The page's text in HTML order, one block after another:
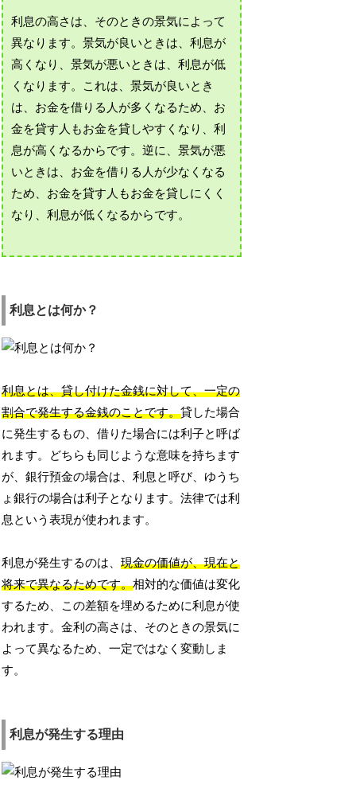
利息の高さは、そのときの景気によって
異なります。景気が良いときは、利息が
高くなり、景気が悪いときは、利息が低
くなります。これは、景気が良いとき
は、お金を借りる人が多くなるため、お
金を貸す人もお金を貸しやすくなり、利
息が高くなるからです。逆に、景気が悪
いときは、お金を借りる人が少なくなる
ため、お金を貸す人もお金を貸しにくく
なり、利息が低くなるからです。
利息とは何か？
利息とは、貸し付けた金銭に対して、一定の
割合で発生する金銭のことです。貸した場合
に発生するもの、借りた場合には利子と呼ば
れます。どちらも同じような意味を持ちます
が、銀行預金の場合は、利息と呼び、ゆうち
ょ銀行の場合は利子となります。法律では利
息という表現が使われます。
利息が発生するのは、現金の価値が、現在と
将来で異なるためです。相対的な価値は変化
するため、この差額を埋めるために利息が使
われます。金利の高さは、そのときの景気に
よって異なるため、一定ではなく変動しま
す。
利息が発生する理由